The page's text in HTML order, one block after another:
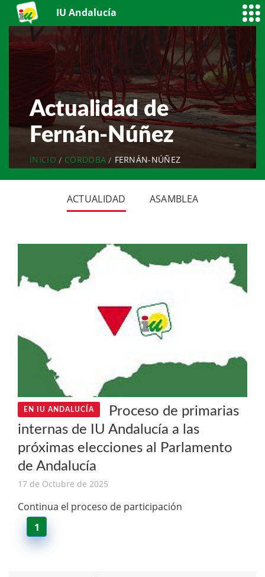
IU Andalucía
Actualidad de
Fernán-Núñez
INICIO CÓRDOBA FERNÁN-NÚÑEZ
ACTUALIDAD ASAMBLEA
EN IU ANDALUCÍA
Proceso de primarias
internas de IU Andalucía a las
próximas elecciones al Parlamento
de Andalucía
17 de Octubre de 2025
Continua el proceso de participación
1